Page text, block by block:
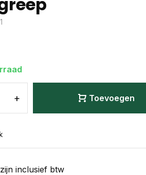
+ Toevoegen
inclusief btw